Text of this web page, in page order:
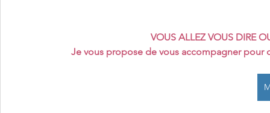
VOUS ALLEZ VOUS DIRE
Je vous propose de vous accompagner